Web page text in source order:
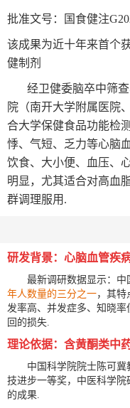
批准文号：国食健注
该成果为近十年来首个
健制剂
经卫健委脑卒中筛
院（南开大学附属医院
合大学保健食品功能检
悸、气短、乏力等心脑
饮食、大小便、血压、
明显，尤其适合对高血
群调理服用.
研发背景：心脑血管疾
最新调研数据显示：中
年人数量的三分之一，其特
发率高、并发症多、知晓
回的损失.
理论依据：含黄酮类中
中国科学院院士陈可冀
技进步一等奖，中医科学院
的成果.